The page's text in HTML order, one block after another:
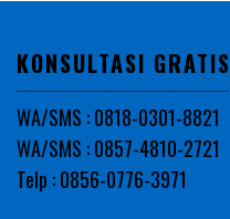
KONSULTASI GRATIS
WA/SMS : 0818-0301-8821
WA/SMS : 0857-4810-2721
Telp : 0856-0776-3971